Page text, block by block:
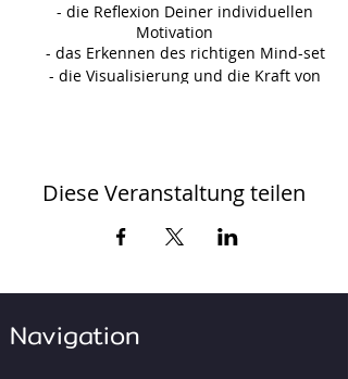
- die Reflexion Deiner individuellen
Motivation
- das Erkennen des richtigen Mind-set
- die Visualisierung und die Kraft von
Dozenten: Isabell und Jürgen Fries
Diese Veranstaltung teilen
Navigation